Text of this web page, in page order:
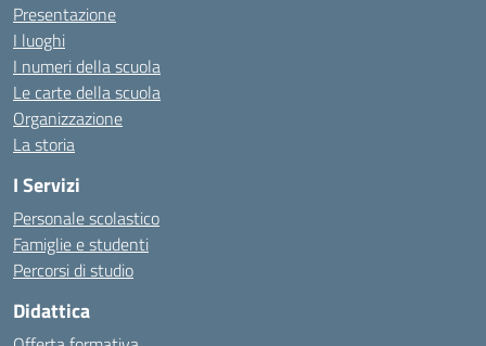
Presentazione
I luoghi
I numeri della scuola
Le carte della scuola
Organizzazione
La storia
I Servizi
Personale scolastico
Famiglie e studenti
Percorsi di studio
Didattica